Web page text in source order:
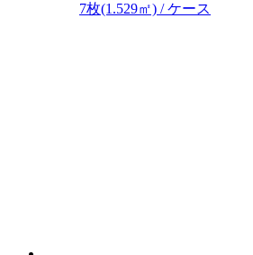
7枚(1.529㎡) / ケース